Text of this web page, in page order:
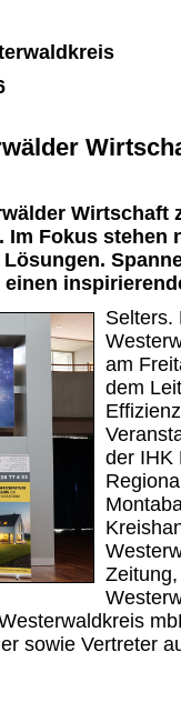
Wirtschaft
Im Fokus stehen
Selters.
am
dem
der IHK
sowie Vertreter